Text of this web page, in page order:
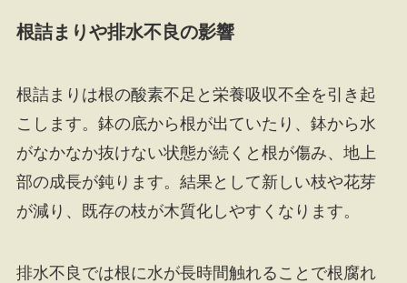
根詰まりや排水不良の影響
根詰まりは根の酸素不足と栄養吸収不全を引き起
こします。鉢の底から根が出ていたり、鉢から水
がなかなか抜けない状態が続くと根が傷み、地上
部の成長が鈍ります。結果として新しい枝や花芽
が減り、既存の枝が木質化しやすくなります。
排水不良では根に水が長時間触れることで根腐れ